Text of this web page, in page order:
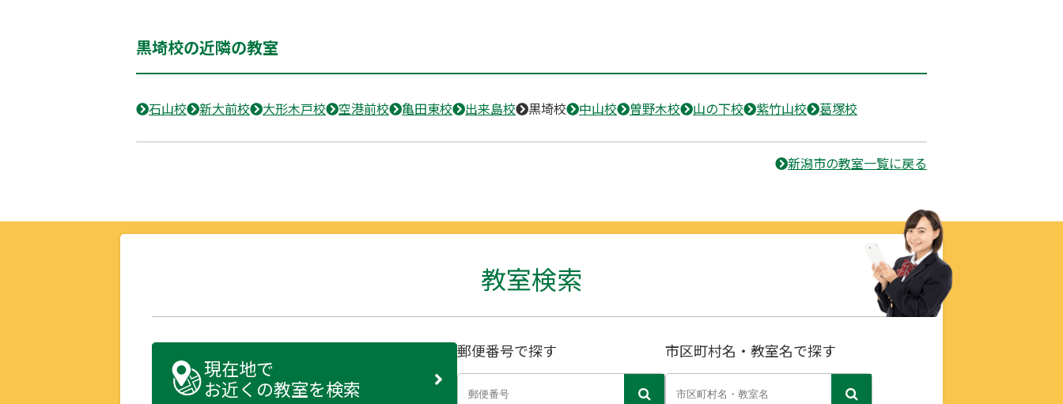
黒埼校の近隣の教室
石山校 新大前校 大形木戸校 空港前校 亀田東校 出来島校 黒埼校 中山校 曽野木校 山の下校 紫竹山校 葛塚校
新潟市の教室一覧に戻る
教室検索
現在地で
お近くの教室を検索
郵便番号で探す 市区町村名・教室名で探す